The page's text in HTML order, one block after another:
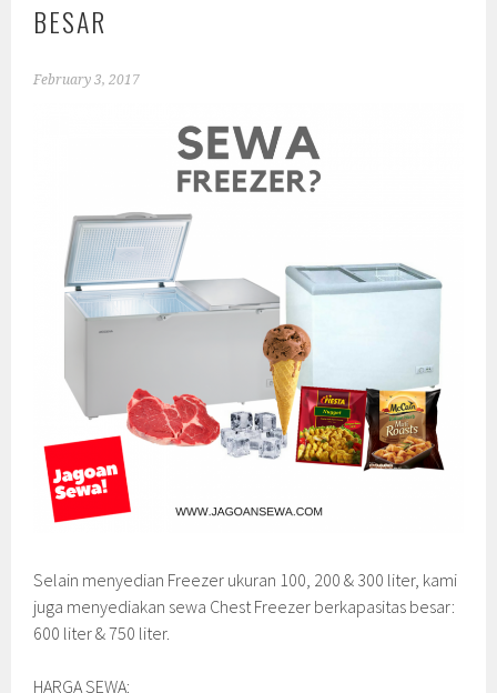
BESAR
February 3, 2017
Selain menyedian Freezer ukuran 100, 200 & 300 liter, kami
juga menyediakan sewa Chest Freezer berkapasitas besar:
600 liter & 750 liter.
HARGA SEWA: